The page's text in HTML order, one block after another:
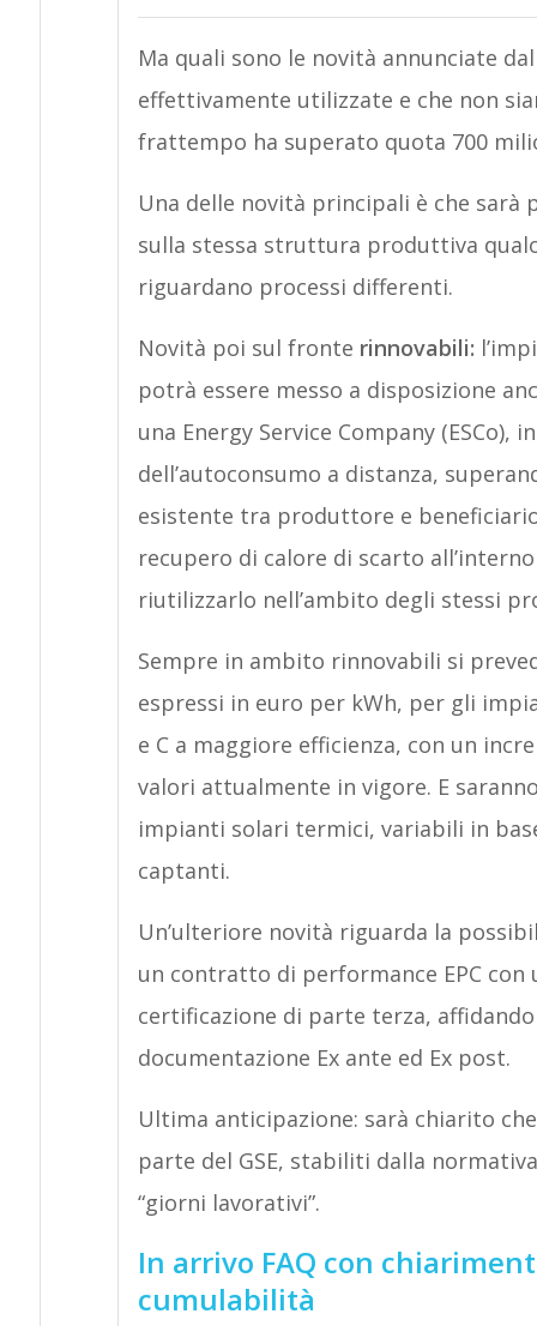
Ma quali sono le novità annunciate
effettivamente utilizzate e che non
frattempo ha superato quota 700
Una delle novità principali è che
sulla stessa struttura produttiva
riguardano processi differenti.
Novità poi sul fronte rinnovabili:
potrà essere messo a disposizione
una Energy Service Company
dell’autoconsumo a distanza,
esistente tra produttore e
recupero di calore di scarto
riutilizzarlo nell’ambito degli stessi
Sempre in ambito rinnovabili si
espressi in euro per kWh, per gli
e C a maggiore efficienza, con un
valori attualmente in vigore. E
impianti solari termici, variabili in
captanti.
Un’ulteriore novità riguarda la
un contratto di performance EPC con
certificazione di parte terza,
documentazione Ex ante ed Ex post.
Ultima anticipazione: sarà chiarito
parte del GSE, stabiliti dalla
“giorni lavorativi”.
In arrivo FAQ con
cumulabilità